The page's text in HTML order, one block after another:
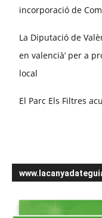
incorporació de
La Diputació de
en valencià’ per a
local
El Parc Els Filtres